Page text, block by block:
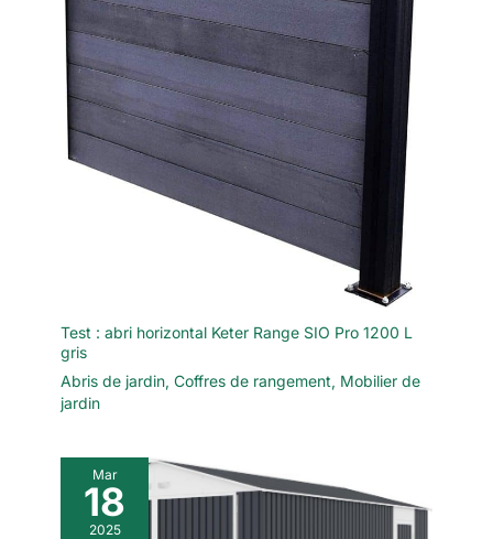
Test : abri horizontal Keter Range SIO Pro 1200 L
gris
Abris de jardin, Coffres de rangement, Mobilier de
jardin
Mar
18
2025